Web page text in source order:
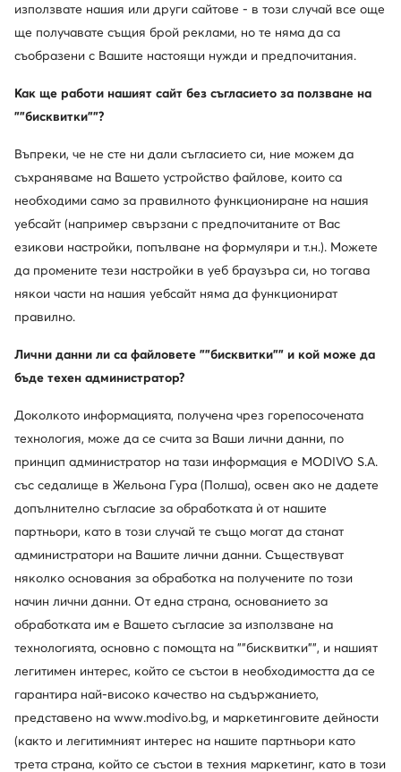
Нови
Go Soft
€
още 25% Код: SUMMER
Нови
Steve Madden
още 10% Код: SUMMER
Нови
Сникърси · Светлокафяв
114,99€
Нови
Сникърси · Бежов
209,99€
още 10% Код: SUMMER
Нови
Tommy Hilfiger
Сникърси · Бял
още 10% Код: SUMMER
Нови
Guess
Сникърси · Черен
използвате нашия или други сайтове - в този случай все още
ще получавате същия брой реклами, но те няма да са
съобразени с Вашите настоящи нужди и предпочитания.
Как ще работи нашият сайт без съгласието за ползване на
""бисквитки""?
Въпреки, че не сте ни дали съгласието си, ние можем да
съхраняваме на Вашето устройство файлове, които са
необходими само за правилното функциониране на нашия
уебсайт (например свързани с предпочитаните от Вас
езикови настройки, попълване на формуляри и т.н.). Можете
да промените тези настройки в уеб браузъра си, но тогава
някои части на нашия уебсайт няма да функционират
правилно.
Лични данни ли са файловете ""бисквитки"" и кой може да
бъде техен администратор?
Доколкото информацията, получена чрез горепосочената
технология, може да се счита за Ваши лични данни, по
принцип администратор на тази информация е MODIVO S.A.
със седалище в Жельона Гура (Полша), освен ако не дадете
допълнително съгласие за обработката ѝ от нашите
партньори, като в този случай те също могат да станат
администратори на Вашите лични данни. Съществуват
няколко основания за обработка на получените по този
начин лични данни. От една страна, основанието за
обработката им е Вашето съгласие за използване на
технологията, основно с помощта на ""бисквитки"", и нашият
легитимен интерес, който се състои в необходимостта да се
гарантира най-високо качество на съдържанието,
представено на www.modivo.bg, и маркетинговите дейности
(както и легитимният интерес на нашите партньори като
трета страна, който се състои в техния маркетинг, като в този